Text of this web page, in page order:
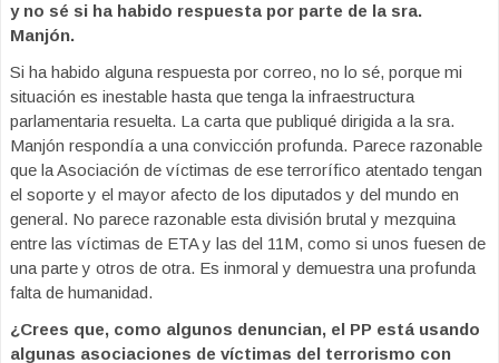
y no sé si ha habido respuesta por parte de la sra.
Manjón.
Si ha habido alguna respuesta por correo, no lo sé, porque mi
situación es inestable hasta que tenga la infraestructura
parlamentaria resuelta. La carta que publiqué dirigida a la sra.
Manjón respondía a una convicción profunda. Parece razonable
que la Asociación de víctimas de ese terrorífico atentado tengan
el soporte y el mayor afecto de los diputados y del mundo en
general. No parece razonable esta división brutal y mezquina
entre las víctimas de ETA y las del 11M, como si unos fuesen de
una parte y otros de otra. Es inmoral y demuestra una profunda
falta de humanidad.
¿Crees que, como algunos denuncian, el PP está usando
algunas asociaciones de víctimas del terrorismo con